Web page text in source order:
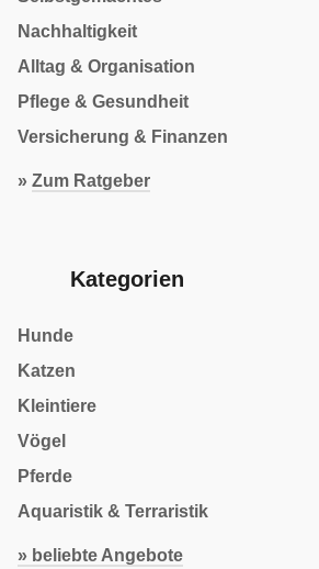
Nachhaltigkeit
Alltag & Organisation
Pflege & Gesundheit
Versicherung & Finanzen
» Zum Ratgeber
Kategorien
Hunde
Katzen
Kleintiere
Vögel
Pferde
Aquaristik & Terraristik
» beliebte Angebote